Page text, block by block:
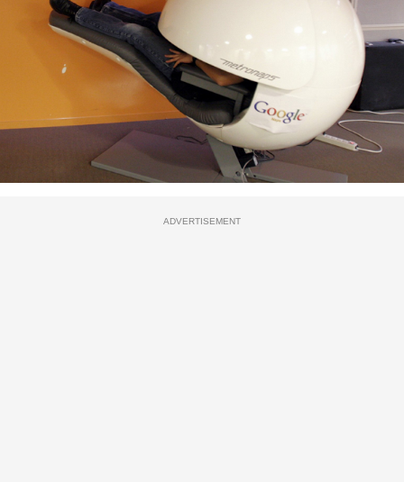
ADVERTISEMENT